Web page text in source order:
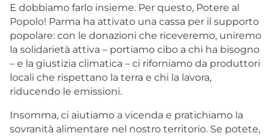
E dobbiamo farlo insieme. Per questo, Potere al
Popolo! Parma ha attivato una cassa per il supporto
popolare: con le donazioni che riceveremo, uniremo
la solidarietà attiva – portiamo cibo a chi ha bisogno
– e la giustizia climatica – ci riforniamo da produttori
locali che rispettano la terra e chi la lavora,
riducendo le emissioni.
Insomma, ci aiutiamo a vicenda e pratichiamo la
sovranità alimentare nel nostro territorio. Se potete,